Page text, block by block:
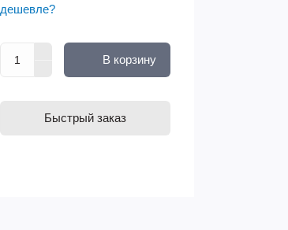
дешевле?
В корзину
Быстрый заказ